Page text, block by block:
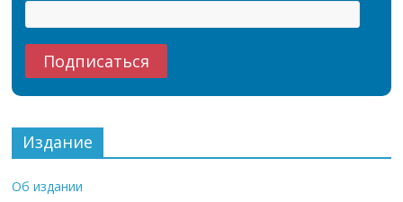
Издание
Об издании